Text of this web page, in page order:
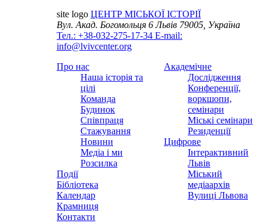
site logo ЦЕНТР МІСЬКОЇ ІСТОРІЇ
Вул. Акад. Богомольця 6Львів 79005, Україна
Тел.: +38-032-275-17-34 E-mail:
info@lvivcenter.org
Про нас
Наша історія та
цілі
Команда
Будинок
Співпраця
Стажування
Новини
Медіа і ми
Розсилка
Події
Бібліотека
Календар
Крамниця
Контакти
Академічне
Дослідження
Конференції,
воркшопи,
семінари
Міські семінари
Резиденції
Цифрове
Інтерактивний
Львів
Міський
медіаархів
Вулиці Львова